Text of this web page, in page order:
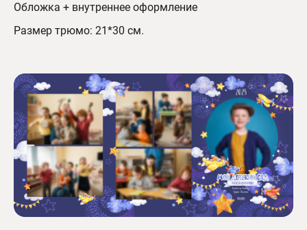
Обложка + внутреннее оформление
Размер трюмо: 21*30 см.